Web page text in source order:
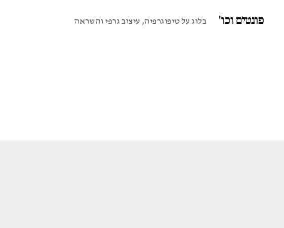
פונטים וכו' בלוג על טיפוגרפיה, עיצוב גרפי והשראה